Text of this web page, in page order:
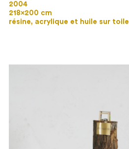
2004
218×200 cm
résine, acrylique et huile sur toile